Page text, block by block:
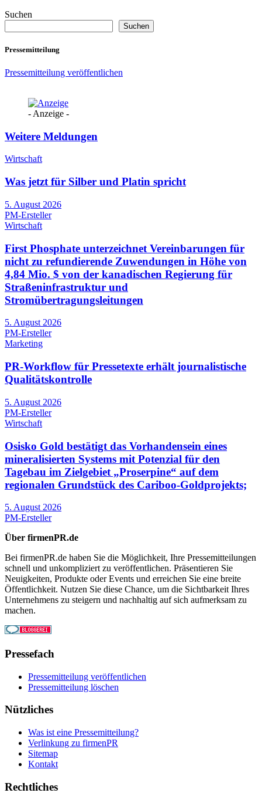
Suchen
Suchen
Pressemitteilung
Pressemitteilung veröffentlichen
- Anzeige -
Weitere Meldungen
Wirtschaft
Was jetzt für Silber und Platin spricht
5. August 2026
PM-Ersteller
Wirtschaft
First Phosphate unterzeichnet Vereinbarungen für
nicht zu refundierende Zuwendungen in Höhe von
4,84 Mio. $ von der kanadischen Regierung für
Straßeninfrastruktur und
Stromübertragungsleitungen
5. August 2026
PM-Ersteller
Marketing
PR-Workflow für Pressetexte erhält journalistische
Qualitätskontrolle
5. August 2026
PM-Ersteller
Wirtschaft
Osisko Gold bestätigt das Vorhandensein eines
mineralisierten Systems mit Potenzial für den
Tagebau im Zielgebiet „Proserpine“ auf dem
regionalen Grundstück des Cariboo-Goldprojekts;
5. August 2026
PM-Ersteller
Über firmenPR.de
Bei firmenPR.de haben Sie die Möglichkeit, Ihre Pressemitteilungen
schnell und unkompliziert zu veröffentlichen. Präsentieren Sie
Neuigkeiten, Produkte oder Events und erreichen Sie eine breite
Öffentlichkeit. Nutzen Sie diese Chance, um die Sichtbarkeit Ihres
Unternehmens zu steigern und nachhaltig auf sich aufmerksam zu
machen.
Pressefach
Pressemitteilung veröffentlichen
Pressemitteilung löschen
Nützliches
Was ist eine Pressemitteilung?
Verlinkung zu firmenPR
Sitemap
Kontakt
Rechtliches